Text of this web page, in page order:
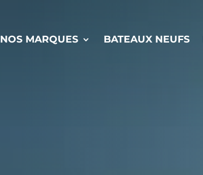
NOS MARQUES BATEAUX NEUFS